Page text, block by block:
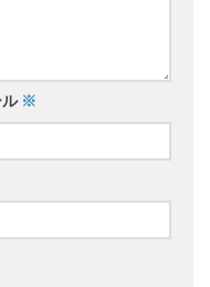
ル ※